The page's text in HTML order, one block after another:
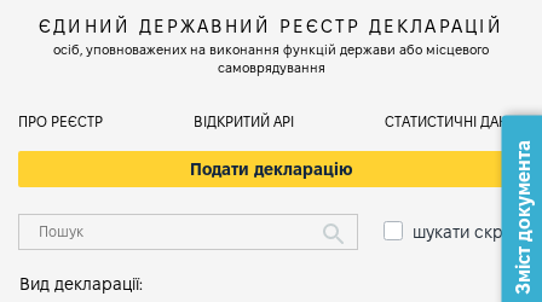
ЄДИНИЙ ДЕРЖАВНИЙ РЕЄСТР ДЕКЛАРАЦІЙ
осіб, уповноважених на виконання функцій держави або місцевого
самоврядування
ПРО РЕЄСТР ВІДКРИТИЙ АРІ СТАТИСТИЧНІ ДАНІ
Подати декларацію
шукати скрізь
Вид декларації: Зміст документа